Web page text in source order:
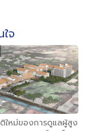
จ
ใหม่ของการดูแลผู้สูง